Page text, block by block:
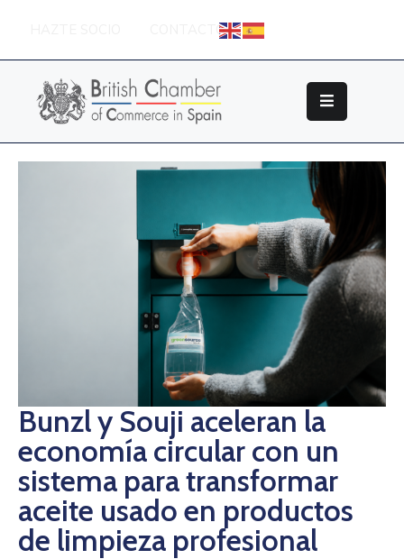
CONTACTO
Sobre
British
Chamber
Noticias
Bunzl y Souji aceleran la
economía circular con un
sistema para transformar
aceite usado en productos
de limpieza profesional